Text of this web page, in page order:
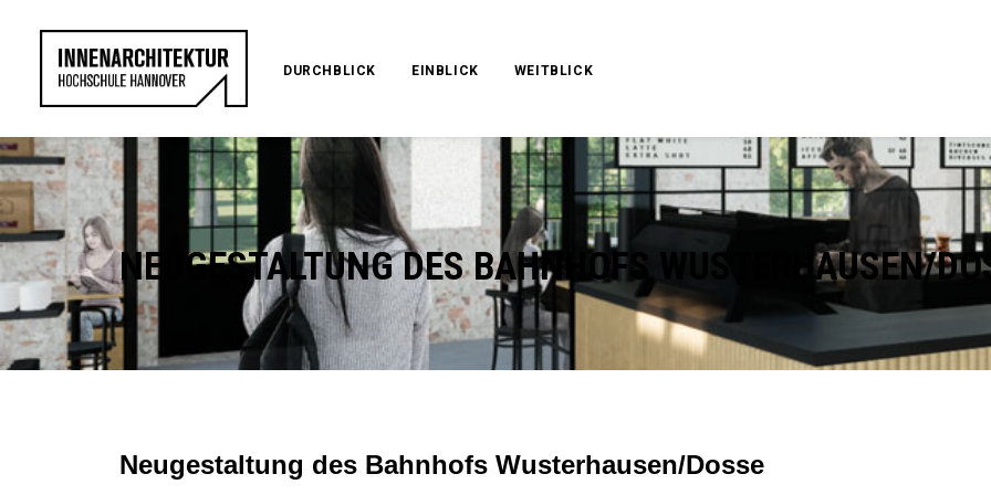
DURCHBLICK EINBLICK WEITBLICK
NEUGESTALTUNG DES BAHNHOFS WUSTERHAUSEN/
Neugestaltung des Bahnhofs Wusterhausen/Dosse